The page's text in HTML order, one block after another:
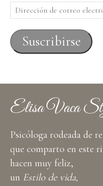
Dirección
de
correo
electrónico
Suscribirse
Elisa Vaca
Psicóloga rodeada de
que comparto en este
hacen muy feliz,
un Estilo de vida,